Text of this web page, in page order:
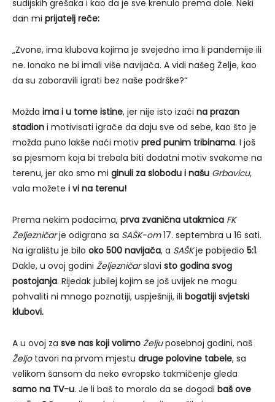
sudijskih grešaka i kao da je sve krenulo prema dole. Neki
dan mi prijatelj reče:
„Zvone, ima klubova kojima je svejedno ima li pandemije ili
ne. Ionako ne bi imali više navijača. A vidi našeg Želje, kao
da su zaboravili igrati bez naše podrške?“
Možda ima i u tome istine, jer nije isto izaći na prazan
stadion i motivisati igrače da daju sve od sebe, kao što je
možda puno lakše naći motiv pred punim tribinama. I još
sa pjesmom koja bi trebala biti dodatni motiv svakome na
terenu, jer ako smo mi ginuli za slobodu i našu Grbavicu,
vala možete i vi na terenu!
Prema nekim podacima, prva zvanična utakmica FK
Željezničarje odigrana sa SAŠK-om17. septembra u 16 sati.
Na igralištu je bilo oko 500 navijača, a SAŠKje pobijedio 5:1.
Dakle, u ovoj godini Željezničarslavi sto godina svog
postojanja. Rijedak jubilej kojim se još uvijek ne mogu
pohvaliti ni mnogo poznatiji, uspješniji, ili bogatiji svjetski
klubovi.
A u ovoj za sve nas koji volimo Željuposebnoj godini, naš
Željotavori na prvom mjestu druge polovine tabele, sa
velikom šansom da neko evropsko takmičenje gleda
samo na TV-u. Je li baš to moralo da se dogodi baš ove